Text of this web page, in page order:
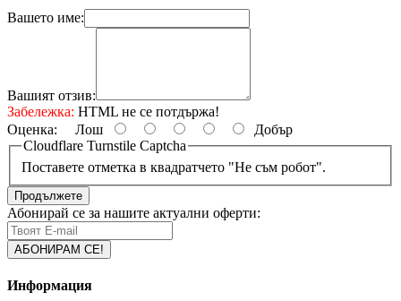
Вашето име:
Вашият отзив:
Забележка: HTML не се потдържа!
Оценка: Лош
Добър
Cloudflare Turnstile Captcha
Поставете отметка в квадратчето "Не съм робот".
Продължете
Абонирай се за нашите актуални оферти:
Информация